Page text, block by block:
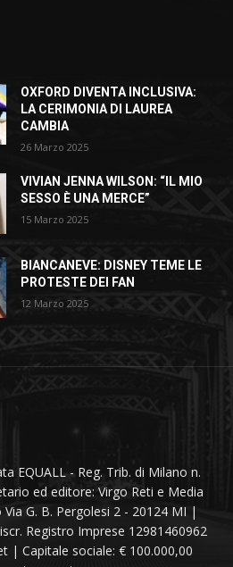
OXFORD DIVENTA INCLUSIVA:
LA CERIMONIA DI LAUREA
CAMBIA
26 Marzo 2025
VIVIAN JENNA WILSON: “IL MIO
SESSO È UNA MERCE”
15 Marzo 2025
BIANCANEVE: DISNEY TEME LE
PROTESTE DEI FAN
12 Marzo 2025
EQUALL - Reg. Trib. di Milano n.
ed editore: Virgo Reti e Media
G. B. Pergolesi 2 - 20124 MI |
Registro Imprese 12981460962
| Capitale sociale: € 100.000,00